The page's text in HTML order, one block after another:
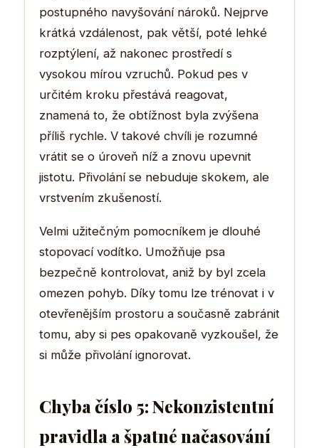
postupného navyšování nároků. Nejprve
krátká vzdálenost, pak větší, poté lehké
rozptýlení, až nakonec prostředí s
vysokou mírou vzruchů. Pokud pes v
určitém kroku přestává reagovat,
znamená to, že obtížnost byla zvýšena
příliš rychle. V takové chvíli je rozumné
vrátit se o úroveň níž a znovu upevnit
jistotu. Přivolání se nebuduje skokem, ale
vrstvením zkušeností.
Velmi užitečným pomocníkem je dlouhé
stopovací vodítko. Umožňuje psa
bezpečně kontrolovat, aniž by byl zcela
omezen pohyb. Díky tomu lze trénovat i v
otevřenějším prostoru a současně zabránit
tomu, aby si pes opakovaně vyzkoušel, že
si může přivolání ignorovat.
Chyba číslo 5: Nekonzistentní
pravidla a špatné načasování